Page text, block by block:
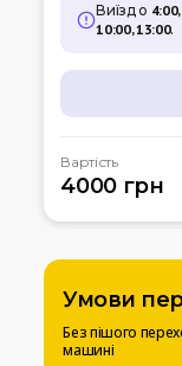
Виїзд о 4:00,
10:00, 13:00.
07:00 Кишинів
Вул.
Вартість
4000 грн
Умови
Без пішого
машині